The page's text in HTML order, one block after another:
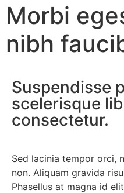
Morbi
nibh
Suspendisse
scelerisque
consectetur.
Sed lacinia tempor orci,
non. Aliquam gravida
Phasellus at magna id